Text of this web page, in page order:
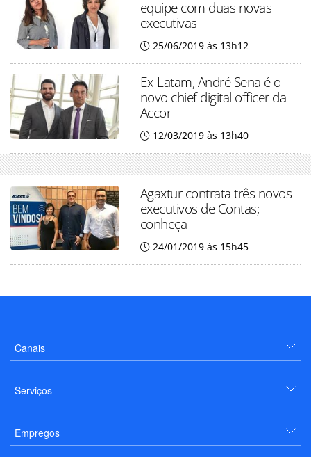
equipe com duas novas
executivas
25/06/2019 às 13h12
Ex-Latam, André Sena é o
novo chief digital officer da
Accor
12/03/2019 às 13h40
Agaxtur contrata três novos
executivos de Contas;
conheça
24/01/2019 às 15h45
Canais
Serviços
Empregos